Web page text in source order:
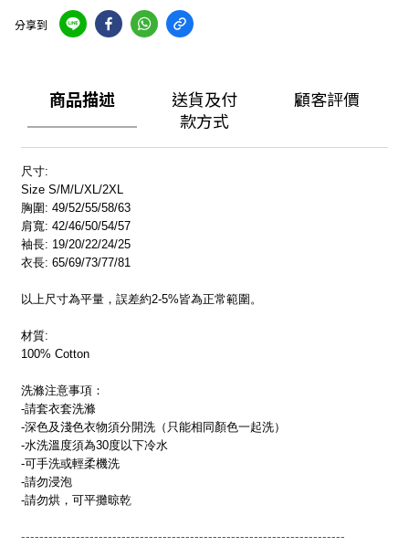
分享到
商品描述
送貨及付
款方式
顧客評價
尺寸:
Size S/M/L/XL/2XL
胸圍: 49/52/55/58/63
肩寬: 42/46/50/54/57
袖長: 19/20/22/24/25
衣長: 65/69/73/77/81
以上尺寸為平量，誤差約2-5%皆為正常範圍。
材質:
100% Cotton
洗滌注意事項：
-請套衣套洗滌
-深色及淺色衣物須分開洗（只能相同顏色一起洗）
-水洗溫度須為30度以下冷水
-可手洗或輕柔機洗
-請勿浸泡
-請勿烘，可平攤晾乾
-----------------------------------------------------------------------